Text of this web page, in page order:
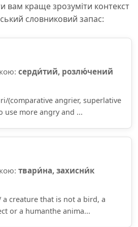
вам краще зрозуміти контекст
словниковий запас:
серди́тий, розлю́чений
(comparative angrier, superlative
use more angry and ...
твари́на, захисни́к
a creature that is not a bird, a
or a humanthe anima...